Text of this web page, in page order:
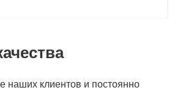
наших клиентов и постоянно